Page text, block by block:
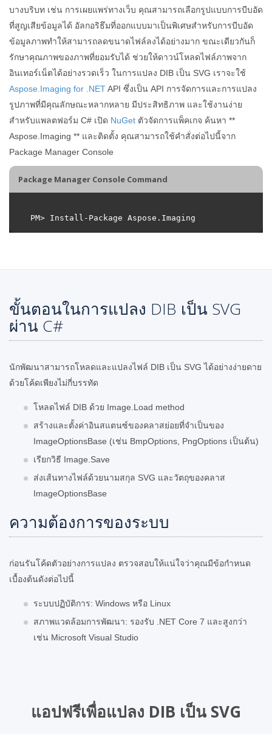
บางบริบท เช่น การเผยแพร่ทางเว็บ คุณสามารถเลือกรูปแบบการบีบอัด
ที่สูญเสียข้อมูลได้ อัลกอริธึมที่ออกแบบมาเป็นพิเศษสำหรับการบีบอัด
ข้อมูลภาพทำให้สามารถลดขนาดไฟล์ลงได้อย่างมาก ขณะเดียวกันก็
รักษาคุณภาพของภาพที่ยอมรับได้ ช่วยให้ดาวน์โหลดไฟล์ภาพจาก
อินเทอร์เน็ตได้อย่างรวดเร็ว ในการแปลง DIB เป็น SVG เราจะใช้
Aspose.Imaging for .NETAPI ซึ่งเป็น API การจัดการและการแปลง
รูปภาพที่มีคุณลักษณะหลากหลาย มีประสิทธิภาพ และใช้งานง่าย
สำหรับแพลตฟอร์ม C# เปิด NuGet ตัวจัดการแพ็คเกจ ค้นหา **
Aspose.Imaging ** และติดตั้ง คุณสามารถใช้คำสั่งต่อไปนี้จาก
Package Manager Console
Package Manager Console Command
ขั้นตอนในการแปลง DIB เป็น SVG
ผ่าน C#
นักพัฒนาสามารถโหลดและแปลงไฟล์ DIB เป็น SVG ได้อย่างง่ายดาย
ด้วยโค้ดเพียงไม่กี่บรรทัด
โหลดไฟล์ DIB ด้วย Image.Load method
สร้างและตั้งค่าอินสแตนซ์ของคลาสย่อยที่จำเป็นของ
ImageOptionsBase (เช่น BmpOptions, PngOptions เป็นต้น)
เรียกวิธี Image.Save
ส่งเส้นทางไฟล์ด้วยนามสกุล SVG และวัตถุของคลาส
ImageOptionsBase
ความต้องการของระบบ
ก่อนรันโค้ดตัวอย่างการแปลง ตรวจสอบให้แน่ใจว่าคุณมีข้อกำหนด
เบื้องต้นดังต่อไปนี้
ระบบปฏิบัติการ: Windows หรือ Linux
สภาพแวดล้อมการพัฒนา: รองรับ .NET Core 7 และสูงกว่า
เช่น Microsoft Visual Studio
แอปฟรีเพื่อแปลง DIB เป็น SVG